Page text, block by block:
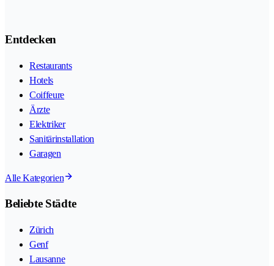
Entdecken
Restaurants
Hotels
Coiffeure
Ärzte
Elektriker
Sanitärinstallation
Garagen
Alle Kategorien
Beliebte Städte
Zürich
Genf
Lausanne